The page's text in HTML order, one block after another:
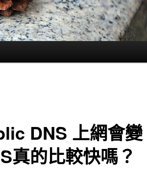
DNS 上網會變
真的比較快嗎？